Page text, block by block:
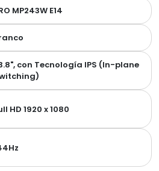
MP243W E14
con Tecnología IPS (In-plane
HD 1920 x 1080